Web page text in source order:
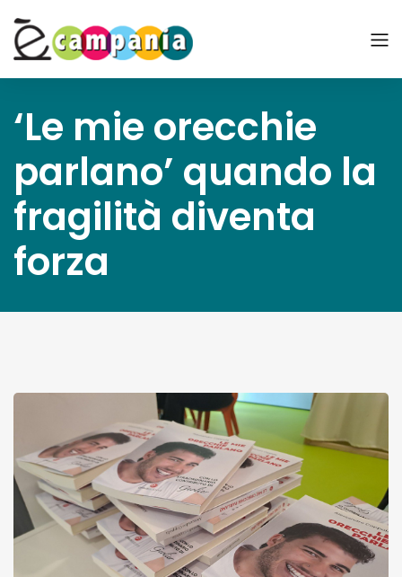
‘Le mie orecchie
parlano’ quando la
fragilità diventa
forza